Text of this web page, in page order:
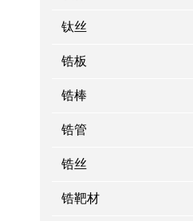
钛丝
锆板
锆棒
锆管
锆丝
锆靶材